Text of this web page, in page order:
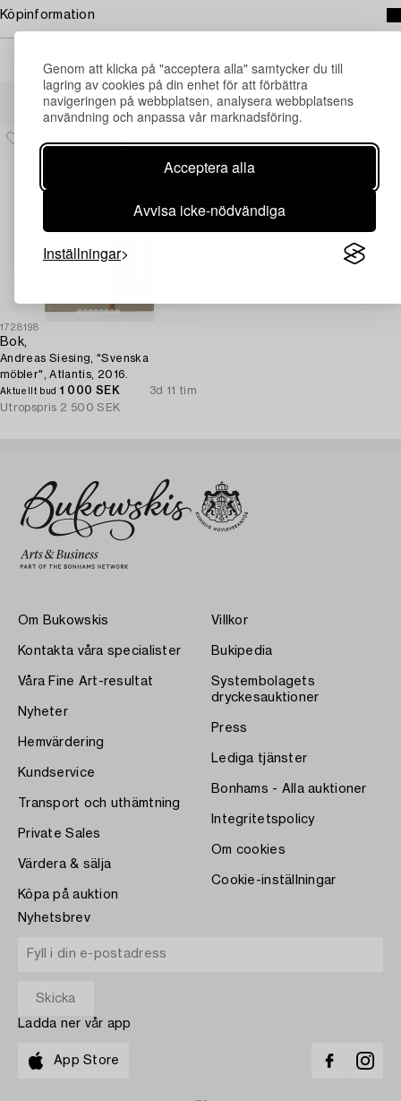
Genom att klicka på "acceptera alla" samtycker du till
lagring av cookies på din enhet för att förbättra
navigeringen på webbplatsen, analysera webbplatsens
användning och anpassa vår marknadsföring.
Acceptera alla
Avvisa icke-nödvändiga
Inställningar
Köpinformation
Andra har även tittat på
1728198
Bok,
Andreas Siesing, "Svenska
möbler", Atlantis, 2016.
Aktuellt bud 1 000 SEK
3d 11 tim
Utropspris 2 500 SEK
Om Bukowskis
Kontakta våra specialister
Våra Fine Art-resultat
Nyheter
Hemvärdering
Kundservice
Transport och uthämtning
Private Sales
Värdera & sälja
Köpa på auktion
Villkor
Bukipedia
Systembolagets
dryckesauktioner
Press
Lediga tjänster
Bonhams - Alla auktioner
Integritetspolicy
Om cookies
Cookie-inställningar
Nyhetsbrev
Ladda ner vår app
App Store